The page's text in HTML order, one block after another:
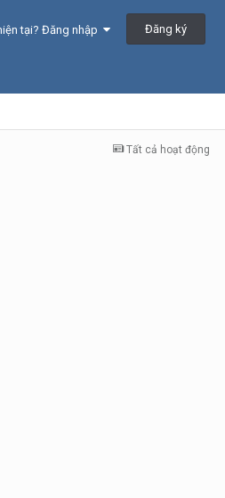
tại? Đăng nhập Đăng ký
Tất cả hoạt động